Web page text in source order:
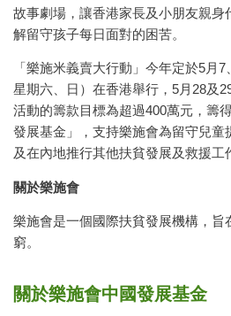
故事劇場，讓香港家長及小朋友親身
解留守孩子每日面對的困苦。
「樂施米義賣大行動」今年定於5月
星期六、日）在香港舉行，5月28及
活動的籌款目標為超過400萬元，籌
發展基金」，支持樂施會為留守兒童
及在內地推行其他扶貧發展及救援工
關於樂施會
樂施會是一個國際扶貧發展機構，旨
窮。
關於樂施會中國發展基金